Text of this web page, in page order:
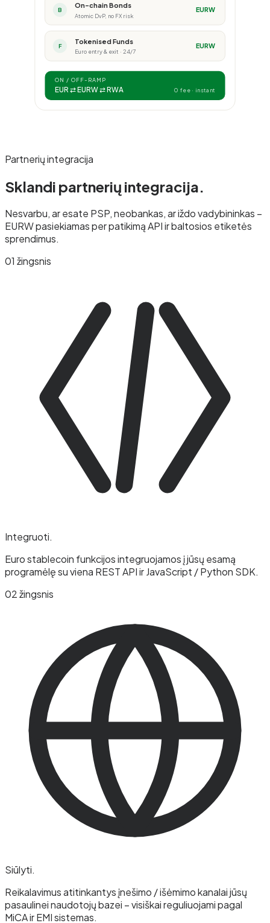
B
On-chain Bonds
Atomic DvP, no FX risk
EURW
F
Tokenised Funds
Euro entry & exit · 24/7
EURW
ON / OFF-RAMP
EUR ⇄ EURW ⇄ RWA 0 fee · instant
Partnerių integracija
Sklandi partnerių integracija.
Nesvarbu, ar esate PSP, neobankas, ar iždo vadybininkas –
EURW pasiekiamas per patikimą API ir baltosios etiketės
sprendimus.
01 žingsnis
Integruoti.
Euro stablecoin funkcijos integruojamos į jūsų esamą
programėlę su viena REST API ir JavaScript / Python SDK.
02 žingsnis
Siūlyti.
Reikalavimus atitinkantys įnešimo / išėmimo kanalai jūsų
pasaulinei naudotojų bazei – visiškai reguliuojami pagal
MiCA ir EMI sistemas.